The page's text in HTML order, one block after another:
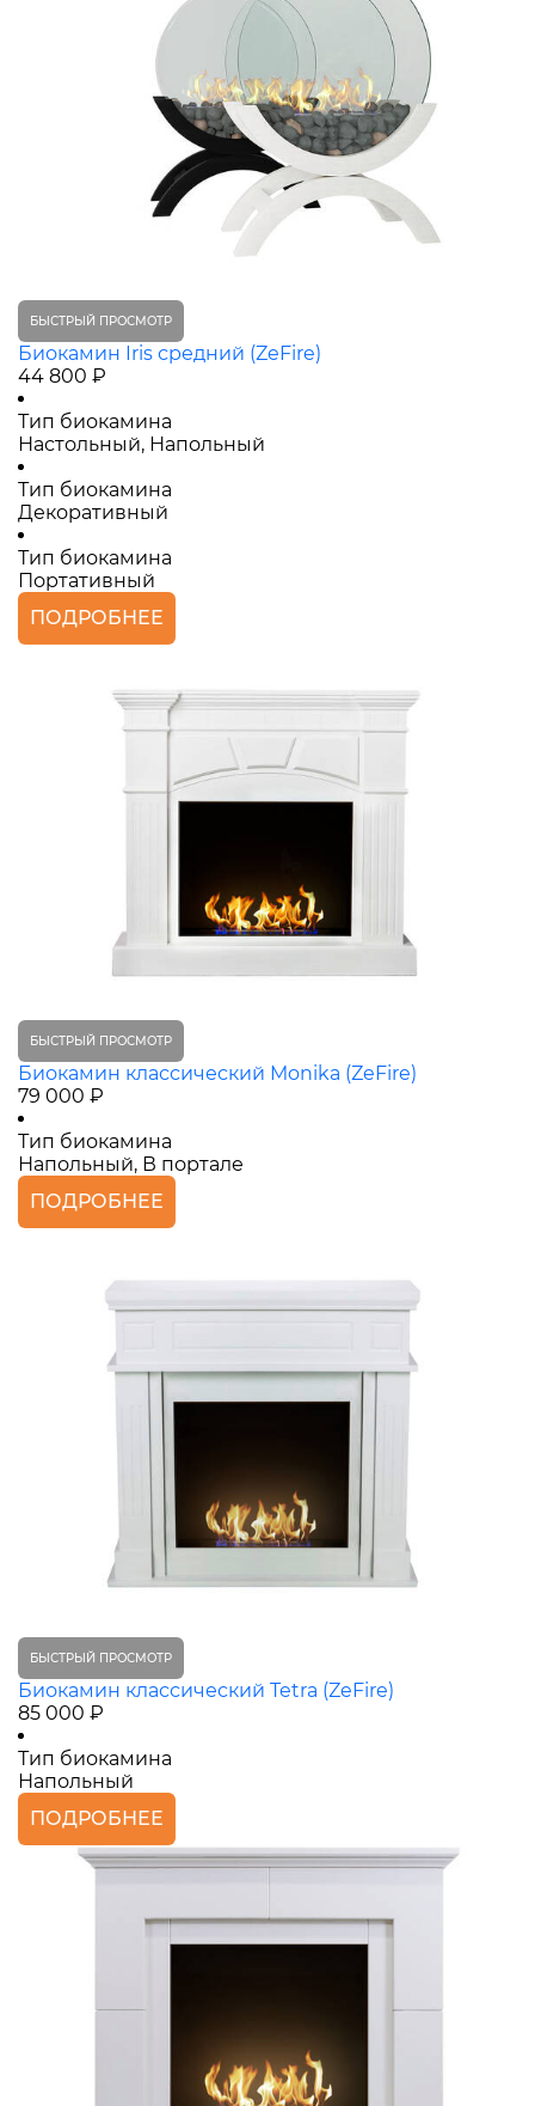
БЫСТРЫЙ ПРОСМОТР
Биокамин Iris средний (ZeFire)
44 800 ₽
Тип биокамина
Настольный, Напольный
Тип биокамина
Декоративный
Тип биокамина
Портативный
ПОДРОБНЕЕ
БЫСТРЫЙ ПРОСМОТР
Биокамин классический Monika (ZeFire)
79 000 ₽
Тип биокамина
Напольный, В портале
ПОДРОБНЕЕ
БЫСТРЫЙ ПРОСМОТР
Биокамин классический Tetra (ZeFire)
85 000 ₽
Тип биокамина
Напольный
ПОДРОБНЕЕ